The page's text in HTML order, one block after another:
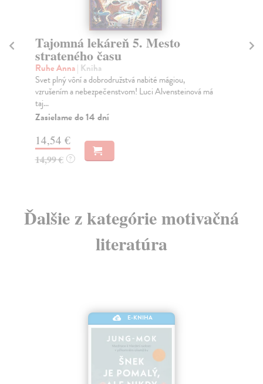
Tajomná lekáreň 5. Mesto
strateného času
Ruhe Anna| Kniha
Svet plný vôní a dobrodružstvá nabité mágiou,
vzrušením a nebezpečenstvom! Luci Alvensteinová má
taj...
Zasielame do 14 dní
14,54 €
14,99 € ?
Ďalšie z kategórie motivačná
literatúra
E-KNIHA